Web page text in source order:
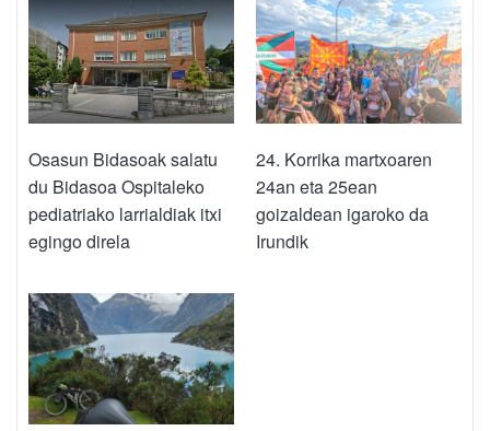
Osasun Bidasoak salatu
du Bidasoa Ospitaleko
pediatriako larrialdiak itxi
egingo direla
24. Korrika martxoaren
24an eta 25ean
goizaldean igaroko da
Irundik